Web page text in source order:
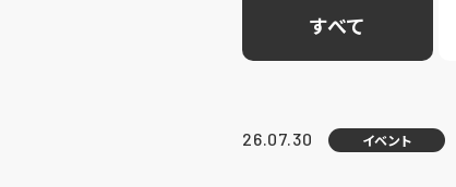
すべて
26.07.30 イベント